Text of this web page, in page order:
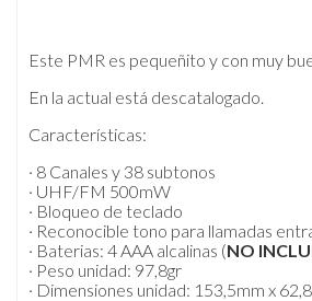
Este PMR es pequeñito y con muy
En la actual está descatalogado.
Características:
· 8 Canales y 38 subtonos
· UHF/FM 500mW
· Bloqueo de teclado
· Reconocible tono para llamadas
· Baterias: 4 AAA alcalinas (NO
· Peso unidad: 97,8gr
· Dimensiones unidad: 153,5mm x